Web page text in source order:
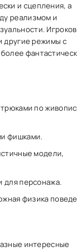
и сцепления, а
реализмом и
Игроков
другие режимы с
по
фишками.
модели,
для персонажа.
физика
интересные